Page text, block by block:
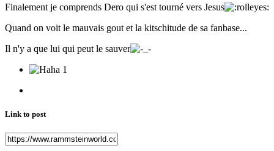
Finalement je comprends Dero qui s'est tourné vers Jesus
Quand on voit le mauvais gout et la kitschitude de sa fanbase...
Il n'y a que lui qui peut le sauver
1
Link to post